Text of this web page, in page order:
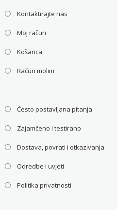
Kontaktirajte nas
Moj račun
Košarica
Račun molim
Često postavljana pitanja
Zajamčeno i testirano
Dostava, povrati i otkazivanja
Odredbe i uvjeti
Politika privatnosti